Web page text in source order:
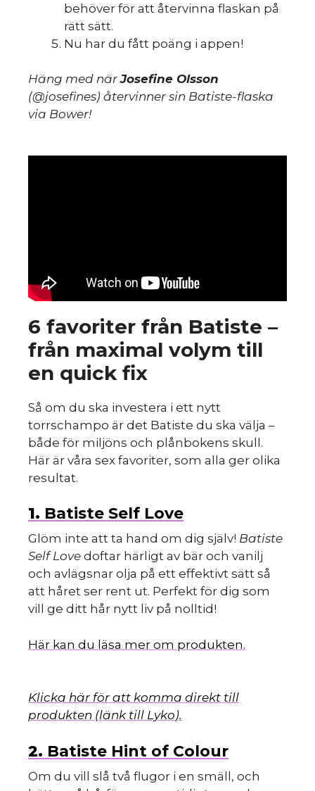
behöver för att återvinna flaskan på
rätt sätt.
Nu har du fått poäng i appen!
Häng med närJosefine Olsson
(@josefines) återvinner sin Batiste-flaska
via Bower!
6 favoriter från Batiste –
från maximal volym till
en quick fix
Så om du ska investera i ett nytt
torrschampo är det Batiste du ska välja –
både för miljöns och plånbokens skull.
Här är våra sex favoriter, som alla ger olika
resultat.
1. Batiste Self Love
Glöm inte att ta hand om dig själv! Batiste
Self Love doftar härligt av bär och vanilj
och avlägsnar olja på ett effektivt sätt så
att håret ser rent ut. Perfekt för dig som
vill ge ditt hår nytt liv på nolltid!
Här kan du läsa mer om produkten.
Klicka här för att komma direkt till
produkten (länk till Lyko).
2. Batiste Hint of Colour
Om du vill slå två flugor i en smäll, och